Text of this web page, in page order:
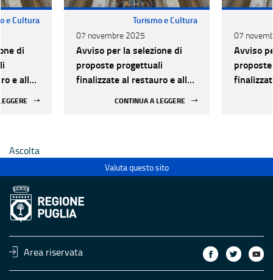
e Cultura
di
e alla
Turismo e Cultura
07 novembre 2025
Avviso per la selezione di
proposte progettuali
finalizzate al restauro e alla
CONTINUA A LEGGERE
07
Avviso
Ascolta
Valuta questo sito
Area riservata